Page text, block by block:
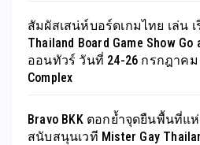
สัมผัสเสน่ห์บอร์ดเกมไทย เล่น
Thailand Board Game Show
ออนทัวร์ วันที่ 24-26 กรกฎาคม
Complex
Bravo BKK ตอกย้ำจุดยืนพื้นที่
สนับสนุนเวที Mister Gay